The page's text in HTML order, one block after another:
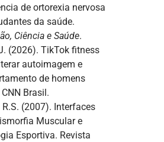
de ortorexia nervosa
da saúde.
Ciência e Saúde.
(2026). TikTok fitness
autoimagem e
de homens
Brasil.
R.S. (2007). Interfaces
Muscular e
Esportiva. Revista